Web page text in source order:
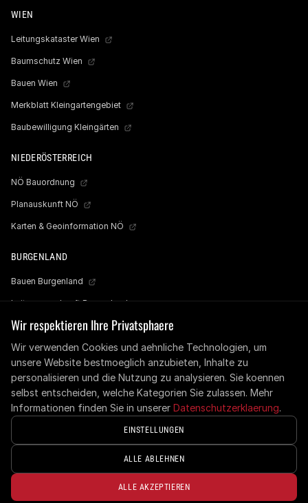
BESICHTIGUNGSTERMIN VEREINBAREN
WIEN
Leitungskataster Wien
Baumschutz Wien
Bauen Wien
Merkblatt Kleingartengebiet
Baubewilligung Kleingärten
NIEDERÖSTERREICH
NÖ Bauordnung
Planauskunft NÖ
Karten & Geoinformation NÖ
BURGENLAND
Bauen Burgenland
Leitungsauskunft Burgenland
Wasserleitungs- & Kanalkataster
* Alle Preise, die auf der Website und allen Unterseiten
angegeben sind, sind exklusive der gesetzlichen
Mehrwertsteuer.
Wir respektieren Ihre Privatsphaere
Wir verwenden Cookies und aehnliche Technologien, um
unsere Website bestmoeglich anzubieten, Inhalte zu
personalisieren und die Nutzung zu analysieren. Sie koennen
selbst entscheiden, welche Kategorien Sie zulassen. Mehr
Informationen finden Sie in unserer Datenschutzerklaerung.
EINSTELLUNGEN
ALLE ABLEHNEN
ALLE AKZEPTIEREN